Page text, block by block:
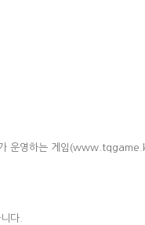
운영하는 게임
다.